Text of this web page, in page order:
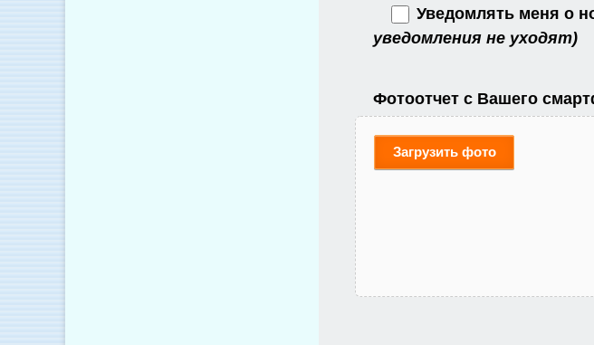
Уведомлять меня о
уведомления не уходят)
Фотоотчет с Вашего
Загрузить фото